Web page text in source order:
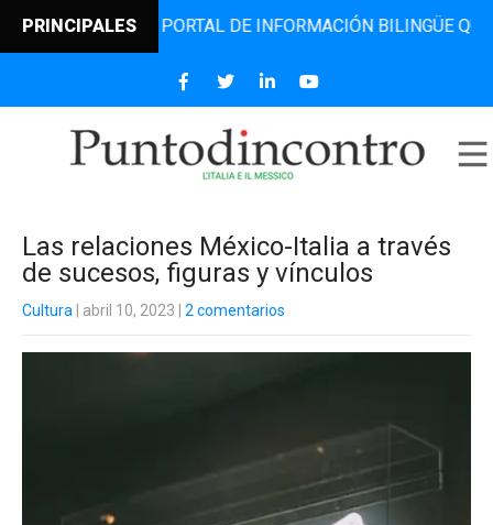
PRINCIPALES
EL PORTAL DE INFORMACIÓN BILINGÜE QUE
Las relaciones México-Italia a través
de sucesos, figuras y vínculos
Cultura | abril 10, 2023 2 comentarios